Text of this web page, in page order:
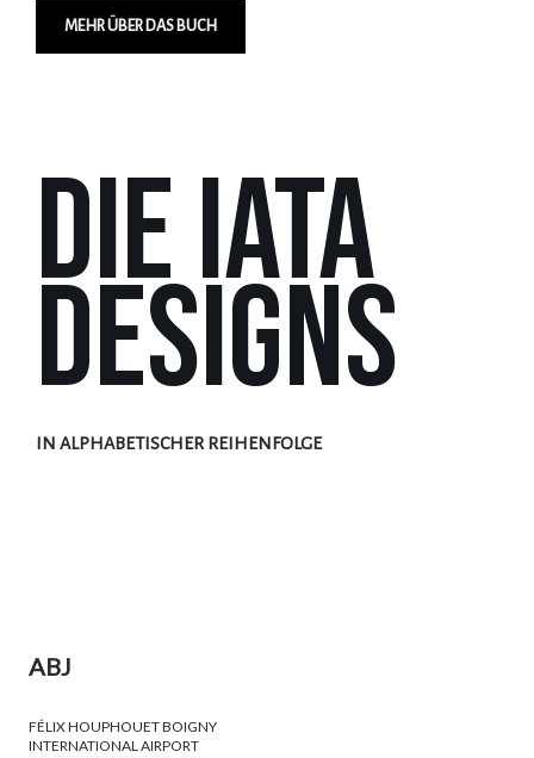
MEHR ÜBER DAS BUCH
die IATA
Designs
IN ALPHABETISCHER REIHENFOLGE
ABJ
FÉLIX HOUPHOUET BOIGNY
INTERNATIONAL AIRPORT